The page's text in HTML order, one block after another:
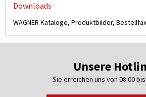
Downloads
WAGNER Kataloge, Produktbilder,
Unsere
Sie erreichen uns von 08:00 bis